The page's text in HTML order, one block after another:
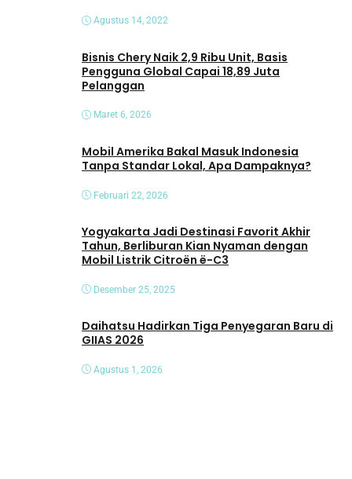
Agustus 14, 2022
Bisnis Chery Naik 2,9 Ribu Unit, Basis
Pengguna Global Capai 18,89 Juta
Pelanggan
Maret 6, 2026
Mobil Amerika Bakal Masuk Indonesia
Tanpa Standar Lokal, Apa Dampaknya?
Februari 22, 2026
Yogyakarta Jadi Destinasi Favorit Akhir
Tahun, Berliburan Kian Nyaman dengan
Mobil Listrik Citroën ë-C3
Desember 25, 2025
Daihatsu Hadirkan Tiga Penyegaran Baru di
GIIAS 2026
Agustus 1, 2026